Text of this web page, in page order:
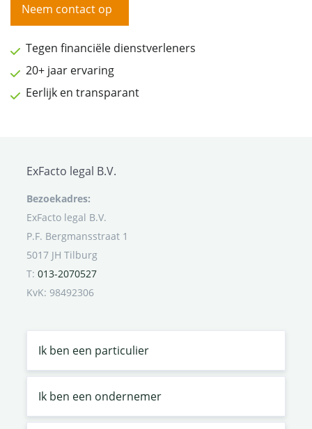
Neem contact op
Tegen financiële dienstverleners
20+ jaar ervaring
Eerlijk en transparant
ExFacto legal B.V.
Bezoekadres:
ExFacto legal B.V.
P.F. Bergmansstraat 1
5017 JH Tilburg
T: 013-2070527
KvK: 98492306
Ik ben een particulier
Ik ben een ondernemer